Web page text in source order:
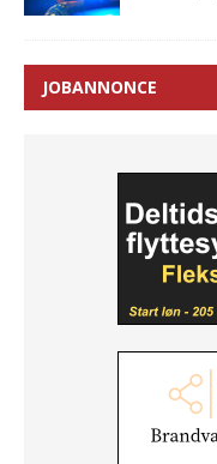
JOBANNONCE